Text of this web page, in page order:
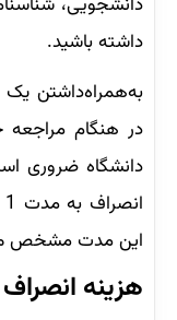
داشته باشید.
به‌همراه‌داشتن
در هنگام مراجعه
دانشگاه ضروری
این مدت مشخص
هزینه انصراف